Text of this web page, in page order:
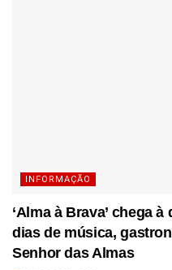
INFORMAÇÃO
‘Alma à Brava’ chega
dias de música,
Senhor das Almas